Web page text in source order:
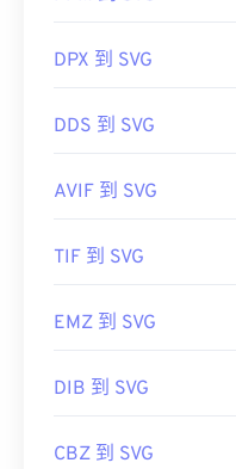
DPX 到 SVG
DDS 到 SVG
AVIF 到 SVG
TIF 到 SVG
EMZ 到 SVG
DIB 到 SVG
CBZ 到 SVG